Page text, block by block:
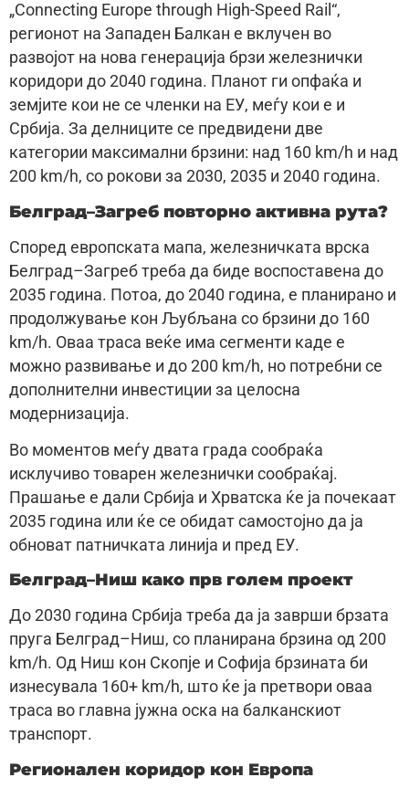
„Connecting Europe through High-Speed Rail“,
регионот на Западен Балкан е вклучен во
развојот на нова генерација брзи железнички
коридори до 2040 година. Планот ги опфаќа и
земјите кои не се членки на ЕУ, меѓу кои е и
Србија. За делниците се предвидени две
категории максимални брзини: над 160 km/h и над
200 km/h, со рокови за 2030, 2035 и 2040 година.
Белград–Загреб повторно активна рута?
Според европската мапа, железничката врска
Белград–Загреб треба да биде воспоставена до
2035 година. Потоа, до 2040 година, е планирано и
продолжување кон Љубљана со брзини до 160
km/h. Оваа траса веќе има сегменти каде е
можно развивање и до 200 km/h, но потребни се
дополнителни инвестиции за целосна
модернизација.
Во моментов меѓу двата града сообраќа
исклучиво товарен железнички сообраќај.
Прашање е дали Србија и Хрватска ќе ја почекаат
2035 година или ќе се обидат самостојно да ја
обноват патничката линија и пред ЕУ.
Белград–Ниш како прв голем проект
До 2030 година Србија треба да ја заврши брзата
пруга Белград–Ниш, со планирана брзина од 200
km/h. Од Ниш кон Скопје и Софија брзината би
изнесувала 160+ km/h, што ќе ја претвори оваа
траса во главна јужна оска на балканскиот
транспорт.
Регионален коридор кон Европа